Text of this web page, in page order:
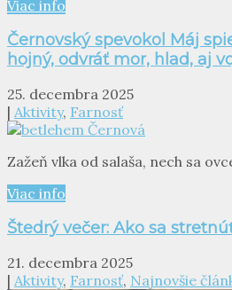
Viac info
Černovský spevokol Máj
hojný, odvráť mor, hlad, aj
25. decembra 2025
| Aktivity, Farnosť
Zažeň vlka od salaša, nech sa
Viac info
Štedrý večer: Ako sa
21. decembra 2025
| Aktivity, Farnosť, Najnovšie